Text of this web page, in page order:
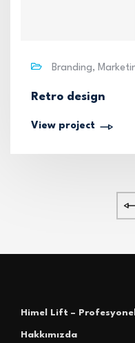
Branding,
Retro design
View project
Himel Lift –
Hakkımızda